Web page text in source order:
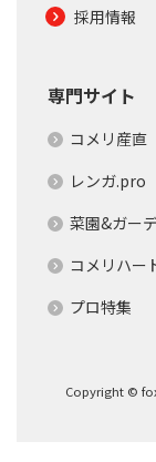
採用情報
専門サイト
コメリ産直
レンガ.pro
菜園&ガー
コメリハー
プロ特集
Copyright ©